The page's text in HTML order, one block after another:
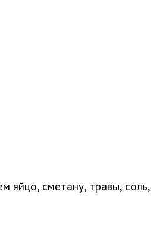
яйцо, сметану, травы, соль,